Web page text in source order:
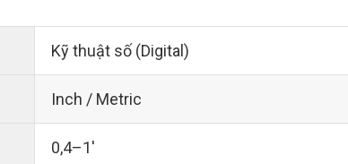
Kỹ thuật số (Digital)
Inch / Metric
0,4–1'